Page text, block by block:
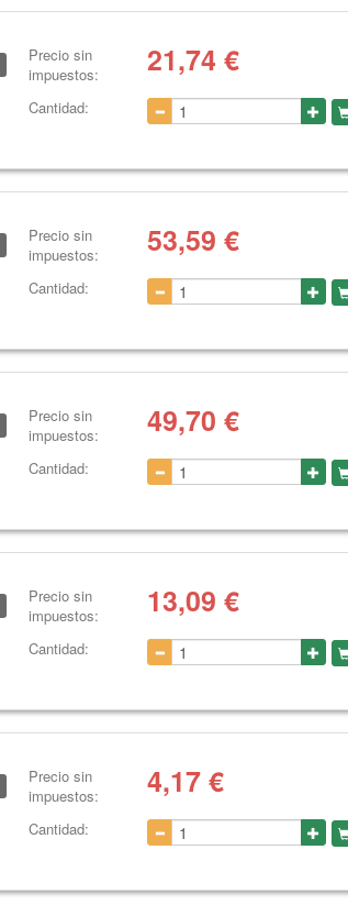
Precio sin
impuestos:
21,74 €
Cantidad:
Precio sin
impuestos:
53,59 €
Cantidad:
Precio sin
impuestos:
49,70 €
Cantidad:
Precio sin
impuestos:
13,09 €
Cantidad:
Precio sin
impuestos:
4,17€
Cantidad: